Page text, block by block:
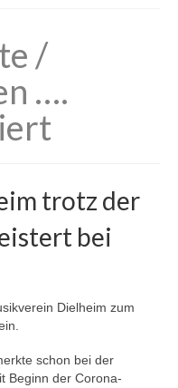
/
….
trotz der
bei
Dielheim zum
schon bei der
Beginn der Corona-